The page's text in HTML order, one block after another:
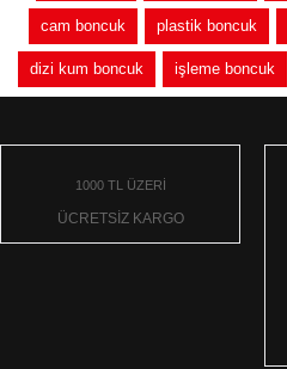
cam boncuk plastik boncuk
dizi kum boncuk işleme boncuk
1000 TL ÜZERİ
ÜCRETSİZ KARGO